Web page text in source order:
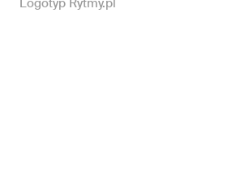
Logotyp Rytmy.pl